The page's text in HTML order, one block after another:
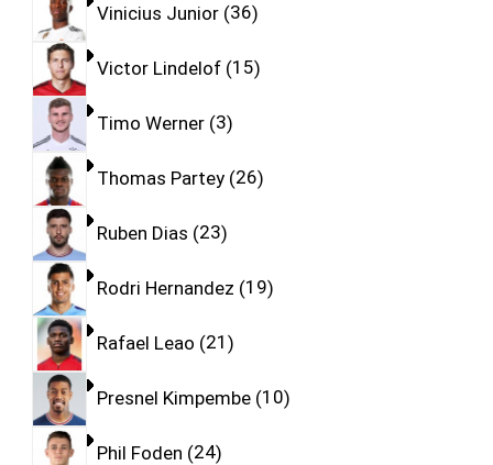
Vinicius Junior 36
Victor Lindelof 15
Timo Werner 3
Thomas Partey 26
Ruben Dias 23
Rodri Hernandez 19
Rafael Leao 21
Presnel Kimpembe 10
Phil Foden 24